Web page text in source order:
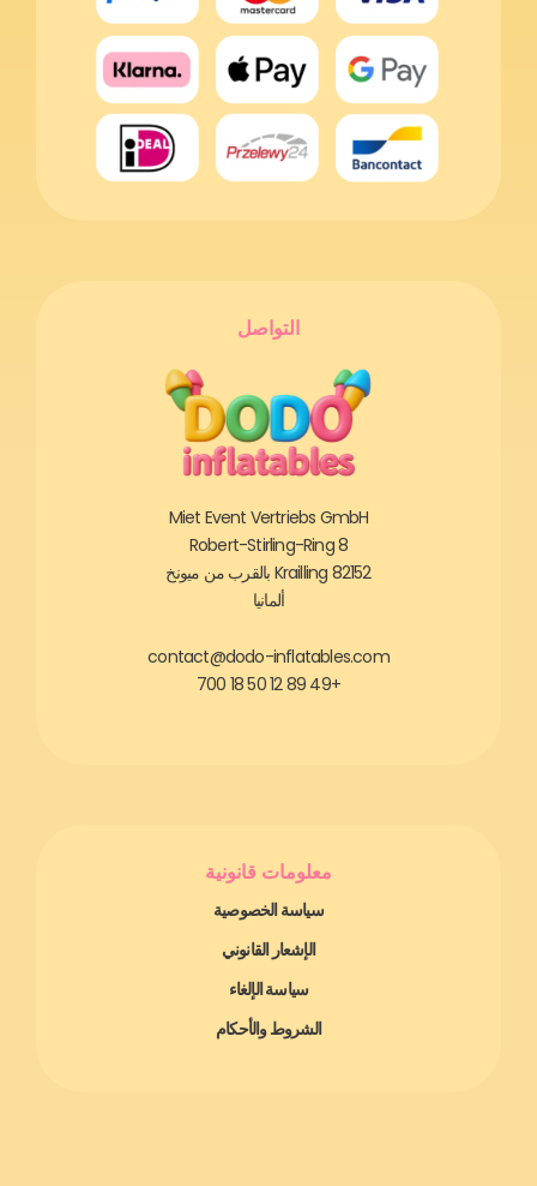
التواصل
Miet Event Vertriebs GmbH
Robert-Stirling-Ring 8
82152 Krailling بالقرب من ميونخ
ألمانيا
contact@dodo-inflatables.com
+49 89 12 50 18 700
معلومات قانونية
سياسة الخصوصية
الإشعار القانوني
سياسة الإلغاء
الشروط والأحكام